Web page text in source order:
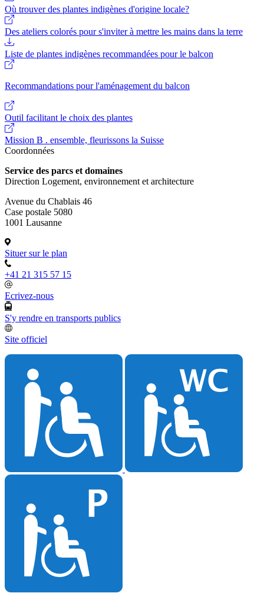
Où trouver des plantes indigènes d'origine locale?
Des ateliers colorés pour s'inviter à mettre les mains dans la terre
Liste de plantes indigènes recommandées pour le balcon
Recommandations pour l'aménagement du balcon
Outil facilitant le choix des plantes
Mission B . ensemble, fleurissons la Suisse
Coordonnées
Service des parcs et domaines
Direction Logement, environnement et architecture
Avenue du Chablais 46
Case postale 5080
1001 Lausanne
Situer sur le plan
+41 21 315 57 15
Ecrivez-nous
S'y rendre en transports publics
Site officiel